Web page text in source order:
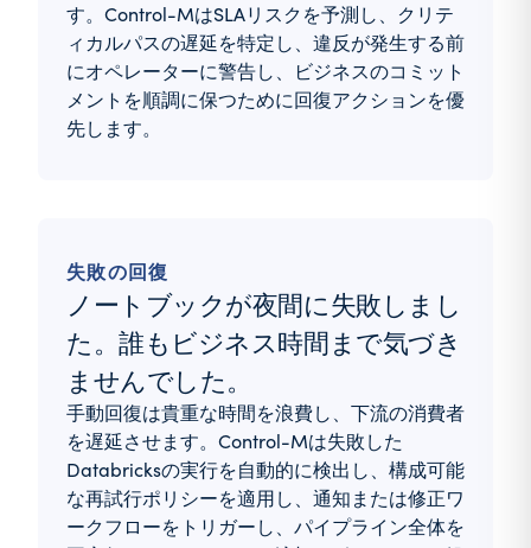
す。Control-MはSLAリスクを予測し、クリテ
ィカルパスの遅延を特定し、違反が発生する前
にオペレーターに警告し、ビジネスのコミット
メントを順調に保つために回復アクションを優
先します。
失敗の回復
ノートブックが夜間に失敗しまし
た。誰もビジネス時間まで気づき
ませんでした。
手動回復は貴重な時間を浪費し、下流の消費者
を遅延させます。Control-Mは失敗した
Databricksの実行を自動的に検出し、構成可能
な再試行ポリシーを適用し、通知または修正ワ
ークフローをトリガーし、パイプライン全体を